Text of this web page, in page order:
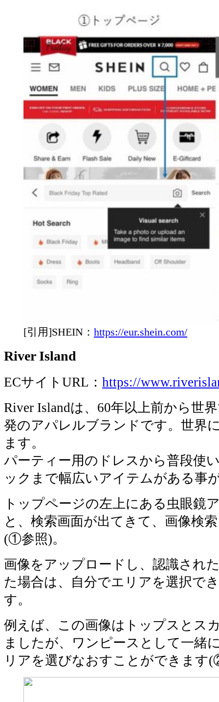
[引用]SHEIN： https://eur.shein.com/
River Island
ECサイトURL： https://
River Islandは、60年以上前から世
発のアパレルブランドです。世界
ます。
パーティー用のドレスから普段使
ックまで幅広いアイテムがある事
トップページの左上にある虫眼鏡
と、検索画面が出てきて、画像検
(①参照)。
画像をアップロードし、認識され
た場合は、自分でエリアを選択で
す。
例えば、この画像はトップスとス
ましたが、ワンピースとして一緒
リアを選びなおすことができま